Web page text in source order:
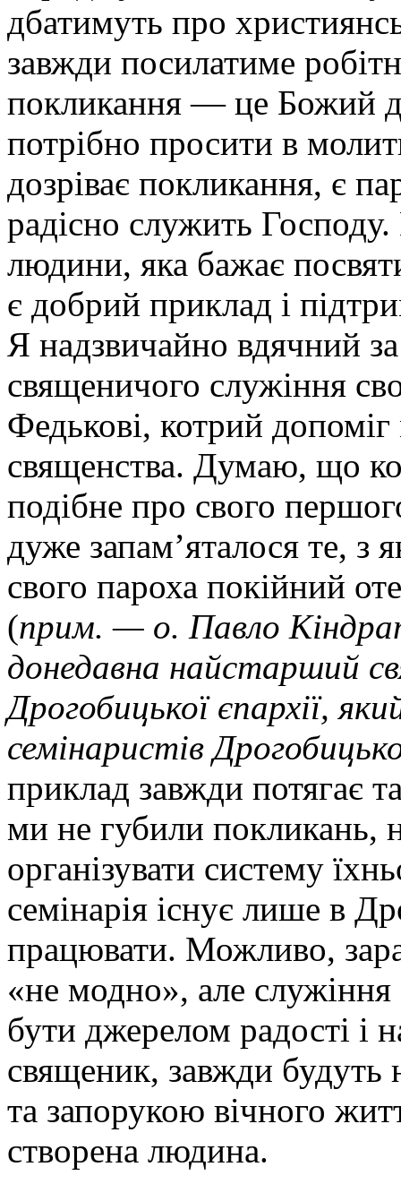
дбатимуть про
завжди посилатиме
покликання — це Божий
потрібно просити в
дозріває покликання, є
радісно служить
людини, яка бажає
є добрий приклад і
Я надзвичайно вдячний
священичого служіння
Федькові, котрий
священства. Думаю, що
подібне про свого
дуже запам’яталося те,
свого пароха покійний
(прим. — о. Павло
донедавна найстарший
Дрогобицької єпархії,
семінаристів
приклад завжди потягає
ми не губили покликань,
організувати систему
семінарія існує лише в
працювати. Можливо,
«не модно», але служіння
бути джерелом радості і
священик, завжди
та запорукою вічного
створена людина.